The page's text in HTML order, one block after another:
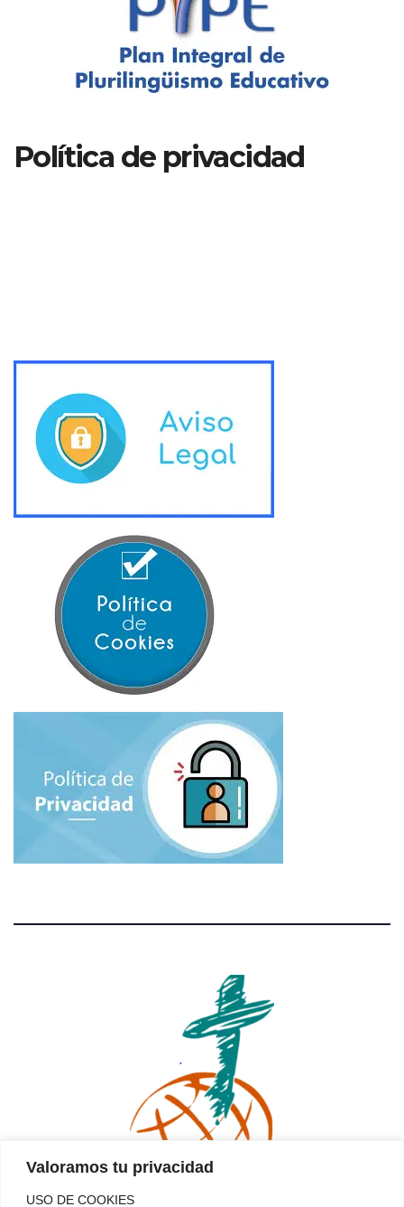
Valoramos tu privacidad
USO DE COOKIES
Política de privacidad